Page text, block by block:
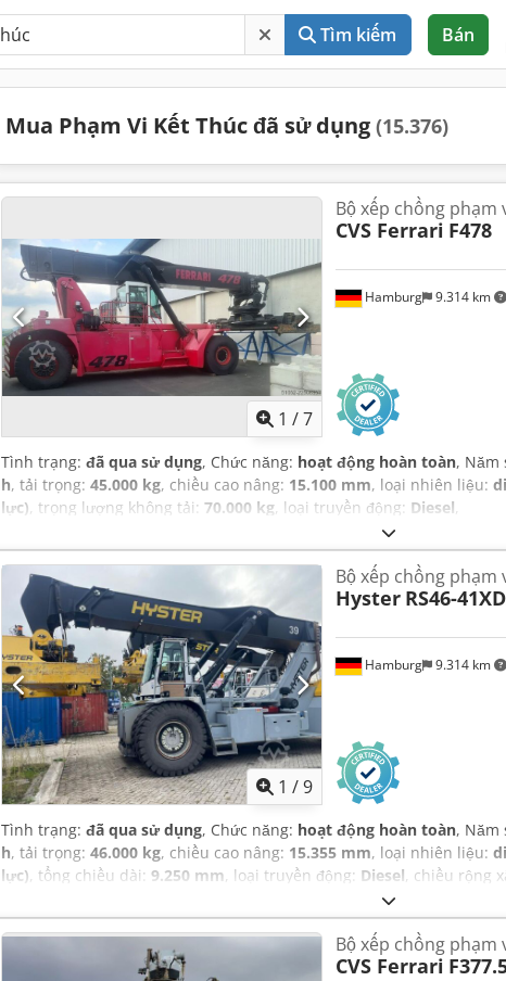
Tìm kiếm Bán
Mua Phạm Vi Kết Thúc đã sử dụng (15.376)
1 /7
Hamburg 9.314 km
Bộ xếp chồng phạm
CVS Ferrari F478
Tình trạng: đã qua sử dụng, Chức năng: hoạt động hoàn toàn, Năm
h, tải trọng: 45.000 kg, chiều cao nâng: 15.100 mm, loại nhiên liệu:
lực), trọng lượng không tải: 70.000 kg, loại truyền động: Diesel,
1 /9
Hamburg 9.314 km
Bộ xếp chồng phạm
Hyster RS46-
Tình trạng: đã qua sử dụng, Chức năng: hoạt động hoàn toàn, Năm
h, tải trọng: 46.000 kg, chiều cao nâng: 15.355 mm, loại nhiên liệu:
lực), tổng chiều dài: 9.250 mm, loại truyền động: Diesel, chiều rộng
Bộ xếp chồng phạm
CVS Ferrari